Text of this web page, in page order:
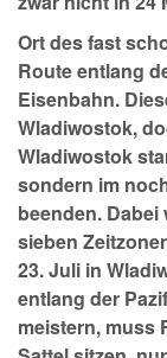
Ort des fast
Route entlang
Eisenbahn.
Wladiwostok,
Wladiwostok
sondern im
beenden.
sieben
23. Juli in
entlang der
meistern, muss